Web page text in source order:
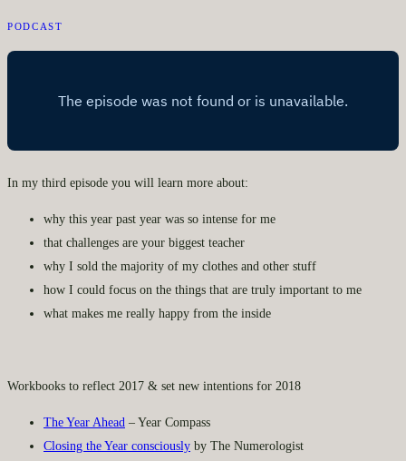
PODCAST
In my third episode you will learn more about:
why this year past year was so intense for me
that challenges are your biggest teacher
why I sold the majority of my clothes and other stuff
how I could focus on the things that are truly important to me
what makes me really happy from the inside
Workbooks to reflect 2017 & set new intentions for 2018
The Year Ahead – Year Compass
Closing the Year consciously by The Numerologist